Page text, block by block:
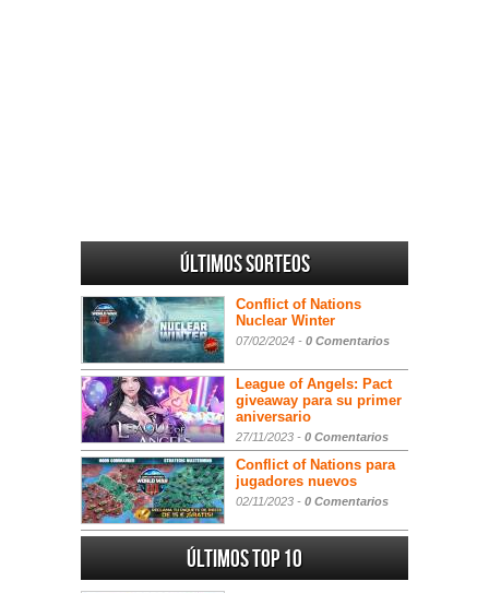
Últimos sorteos
Conflict of Nations
Nuclear Winter
07/02/2024 - 0 Comentarios
League of Angels: Pact
giveaway para su primer
aniversario
27/11/2023 - 0 Comentarios
Conflict of Nations para
jugadores nuevos
02/11/2023 - 0 Comentarios
Últimos Top 10